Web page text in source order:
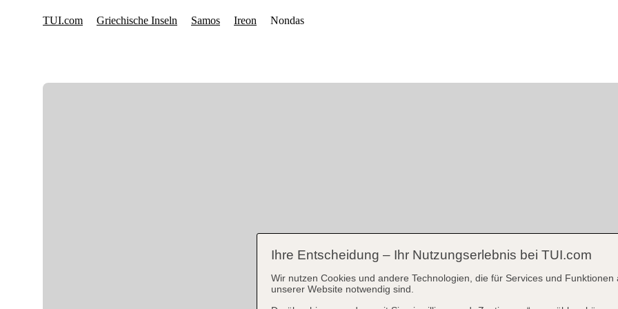
Ihre Entscheidung – Ihr Nutzungserlebnis bei TUI.com
Wir nutzen Cookies und andere Technologien, die für Services und Funktionen
unserer Website notwendig sind.